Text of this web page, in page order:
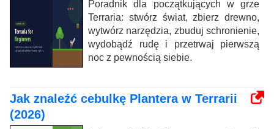
Poradnik dla początkujących w grze
Terraria: stwórz świat, zbierz drewno,
wytwórz narzędzia, zbuduj schronienie,
wydobądź rudę i przetrwaj pierwszą
noc z pewnością siebie.
Jak znaleźć cebulkę Plantera w Terrarii
(2026)